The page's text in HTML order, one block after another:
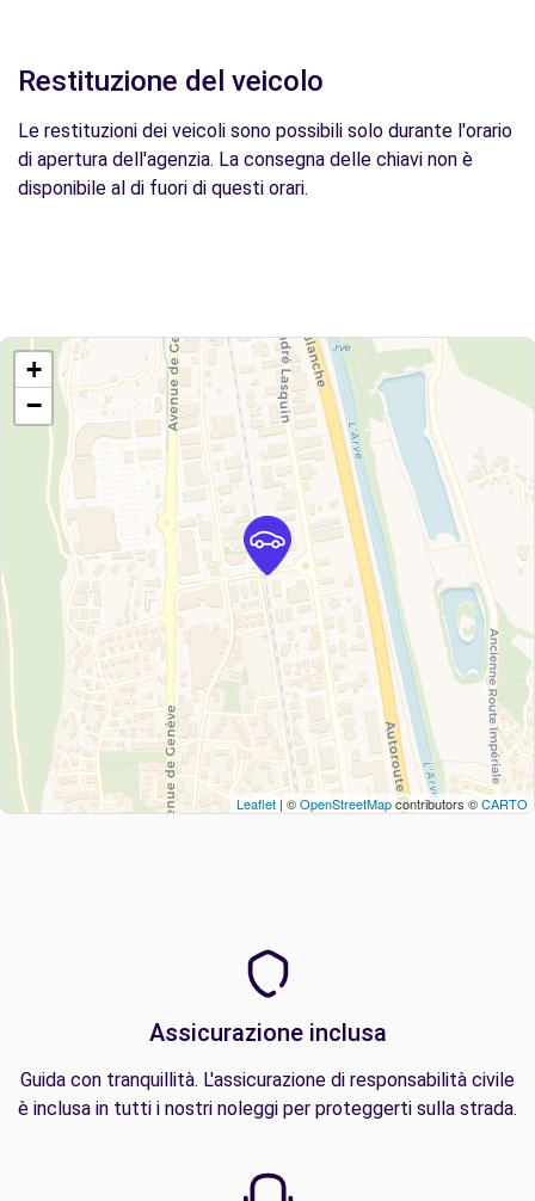
Restituzione del veicolo
Le restituzioni dei veicoli sono possibili solo durante l'orario
di apertura dell'agenzia. La consegna delle chiavi non è
disponibile al di fuori di questi orari.
+
−
Leaflet | ©OpenStreetMapcontributors ©CARTO
Assicurazione inclusa
Guida con tranquillità. L'assicurazione di responsabilità civile
è inclusa in tutti i nostri noleggi per proteggerti sulla strada.